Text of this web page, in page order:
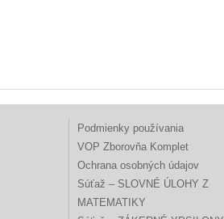
Podmienky používania
VOP Zborovňa Komplet
Ochrana osobných údajov
Súťaž – SLOVNÉ ÚLOHY Z
MATEMATIKY